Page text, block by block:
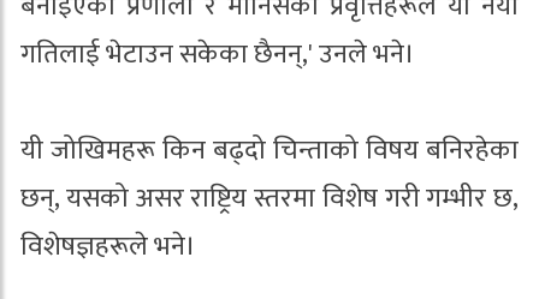
गतिलाई भेटाउन सकेका छैनन्,' उनले भने।
यी जोखिमहरू किन बढ्दो चिन्ताको विषय बनिरहेका
छन्, यसको असर राष्ट्रिय स्तरमा विशेष गरी गम्भीर छ,
विशेषज्ञहरूले भने।